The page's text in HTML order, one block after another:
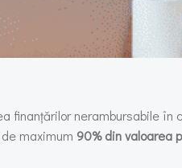
nerambursabile în
maximum 90% din valoarea